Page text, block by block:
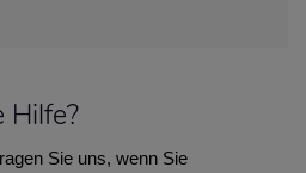
Hilfe?
Sie uns, wenn Sie